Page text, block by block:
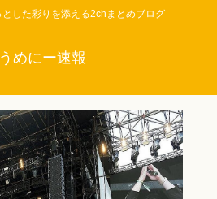
した彩りを添える2chまとめブログ
めにー速報